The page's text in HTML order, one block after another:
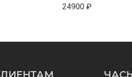
24900 ₽